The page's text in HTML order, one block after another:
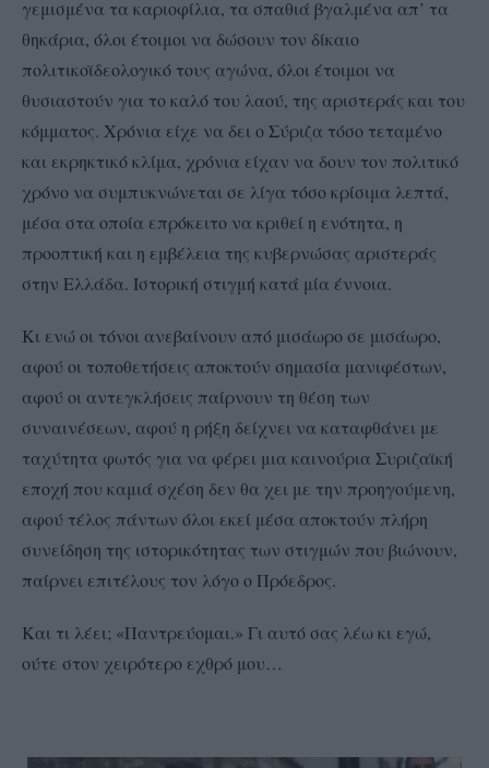
γεμισμένα τα καριοφίλια, τα σπαθιά βγαλμένα απ’ τα
θηκάρια, όλοι έτοιμοι να δώσουν τον δίκαιο
πολιτικοϊδεολογικό τους αγώνα, όλοι έτοιμοι να
θυσιαστούν για το καλό του λαού, της αριστεράς και του
κόμματος. Χρόνια είχε να δει ο Σύριζα τόσο τεταμένο
και εκρηκτικό κλίμα, χρόνια είχαν να δουν τον πολιτικό
χρόνο να συμπυκνώνεται σε λίγα τόσο κρίσιμα λεπτά,
μέσα στα οποία επρόκειτο να κριθεί η ενότητα, η
προοπτική και η εμβέλεια της κυβερνώσας αριστεράς
στην Ελλάδα. Ιστορική στιγμή κατά μία έννοια.
Κι ενώ οι τόνοι ανεβαίνουν από μισάωρο σε μισάωρο,
αφού οι τοποθετήσεις αποκτούν σημασία μανιφέστων,
αφού οι αντεγκλήσεις παίρνουν τη θέση των
συναινέσεων, αφού η ρήξη δείχνει να καταφθάνει με
ταχύτητα φωτός για να φέρει μια καινούρια Συριζαϊκή
εποχή που καμιά σχέση δεν θα χει με την προηγούμενη,
αφού τέλος πάντων όλοι εκεί μέσα αποκτούν πλήρη
συνείδηση της ιστορικότητας των στιγμών που βιώνουν,
παίρνει επιτέλους τον λόγο ο Πρόεδρος.
Και τι λέει; «Παντρεύομαι.» Γι αυτό σας λέω κι εγώ,
ούτε στον χειρότερο εχθρό μου…